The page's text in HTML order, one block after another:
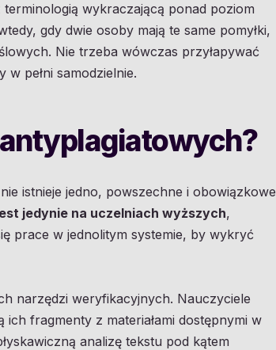
terminologią wykraczającą ponad poziom
gdy dwie osoby mają te same pomyłki,
Nie trzeba wówczas przyłapywać
pełni samodzielnie.
istnieje jedno, powszechne i obowiązkowe
jedynie na uczelniach wyższych,
prace w jednolitym systemie, by wykryć
narzędzi weryfikacyjnych. Nauczyciele
fragmenty z materiałami dostępnymi w
analizę tekstu pod kątem